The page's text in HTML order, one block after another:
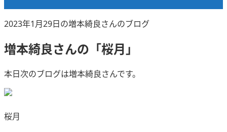
2023年1月29日の増本綺良さんのブログ
増本綺良さんの「桜月」
本日次のブログは増本綺良さんです。
桜月